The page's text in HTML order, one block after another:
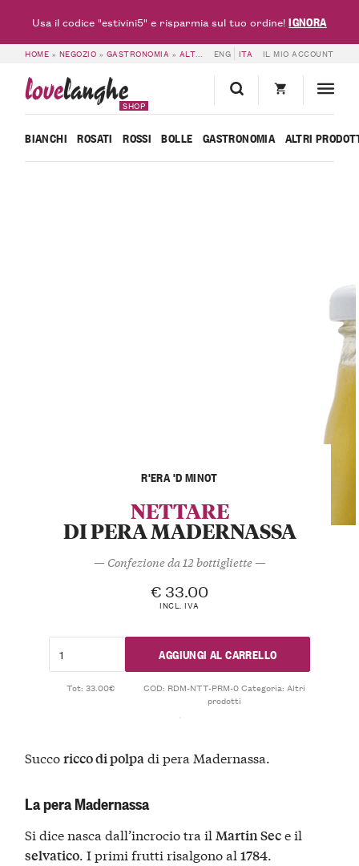
HOME » NEGOZIO » GASTRONOMIA » ALTRI PRODOTTI » NETTARE DI PERA
ENG ITA IL MIO ACCOUNT
lovelanghe
SHOP
BIANCHI ROSATI ROSSI BOLLE GASTRONOMIA ALTRI
R'ERA 'D MINOT
NETTARE
DI PERA MADERNASSA
— Confezione da 12 bottigliette —
€ 33.00
INCL. IVA
AGGIUNGI AL CARRELLO
Tot: 33.00€ COD: RDM-NTT-PRM-0Categoria:Altri
prodotti
Succoricco di polpadi pera Madernassa.
La pera Madernassa
Si dice nasca dall’incrocio tra il Martin Sece il
selvatico. I primi frutti risalgono al1784.
Usa il codice "estivini5" e risparmia sul tuo ordine!IGNORA